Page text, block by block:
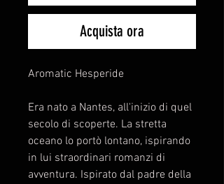
Acquista ora
Aromatic Hesperide
Era nato a Nantes, all'inizio di quel
secolo di scoperte. La stretta
oceano lo portò lontano, ispirando
in lui straordinari romanzi di
avventura. Ispirato dal padre della